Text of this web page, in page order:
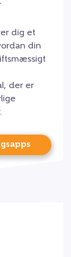
dig et
din
der er